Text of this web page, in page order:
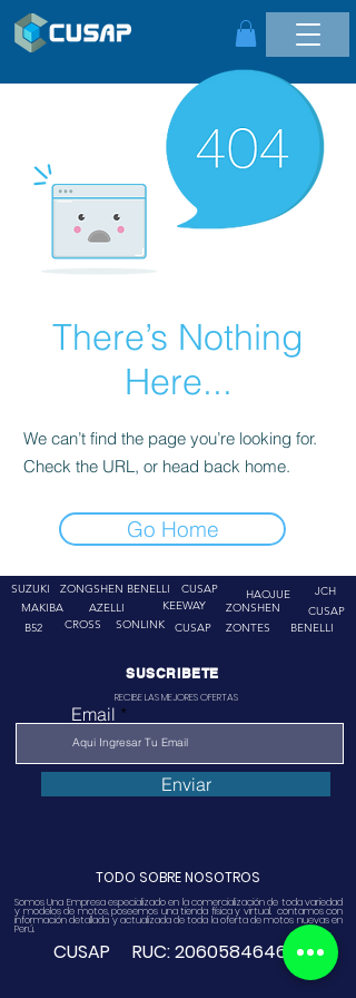
There’s Nothing
Here...
We can’t find the page you’re looking for.
Check the URL, or head back home.
Go Home
SUZUKI
ZONGSHEN
MAKIBA
AZELLI
BENELLI
CUSAP
KEEWAY
B52
CROSS SONLINK CUSAP
HAOJUE
JCH
ZONSHEN
ZONTES
CUSAP
BENELLI
SUSCRIBETE
RECIBE LAS MEJORES OFERTAS
Email
Enviar
TODO SOBRE NOSOTROS
Somos Una Empresa especializado en la comercialización de toda variedad
y modelos de motos, poseemos una tienda física y virtual. contamos con
información detallada y actualizada de toda la oferta de motos nuevas en
Perú.
CUSAP RUC:20605846468